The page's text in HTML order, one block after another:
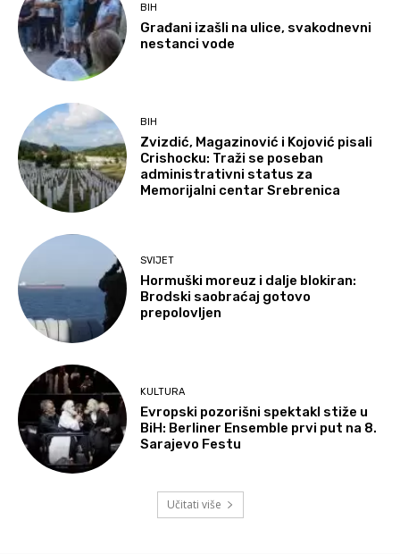
BIH
Građani izašli na ulice, svakodnevni
nestanci vode
BIH
Zvizdić, Magazinović i Kojović pisali
Crishocku: Traži se poseban
administrativni status za
Memorijalni centar Srebrenica
SVIJET
Hormuški moreuz i dalje blokiran:
Brodski saobraćaj gotovo
prepolovljen
KULTURA
Evropski pozorišni spektakl stiže u
BiH: Berliner Ensemble prvi put na 8.
Sarajevo Festu
Učitati više